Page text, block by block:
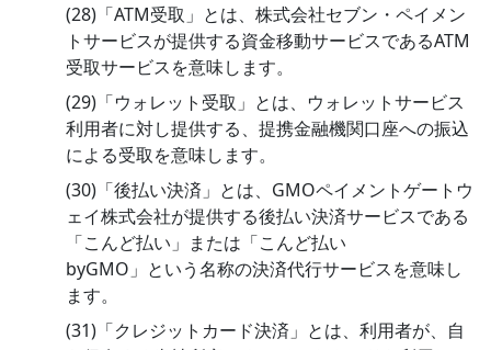
(28)「ATM受取」とは、株式会社セブン・ペイメン
トサービスが提供する資金移動サービスであるATM
受取サービスを意味します。
(29)「ウォレット受取」とは、ウォレットサービス
利用者に対し提供する、提携金融機関口座への振込
による受取を意味します。
(30)「後払い決済」とは、GMOペイメントゲートウ
ェイ株式会社が提供する後払い決済サービスである
「こんど払い」または「こんど払い
byGMO」という名称の決済代行サービスを意味し
ます。
(31)「クレジットカード決済」とは、利用者が、自